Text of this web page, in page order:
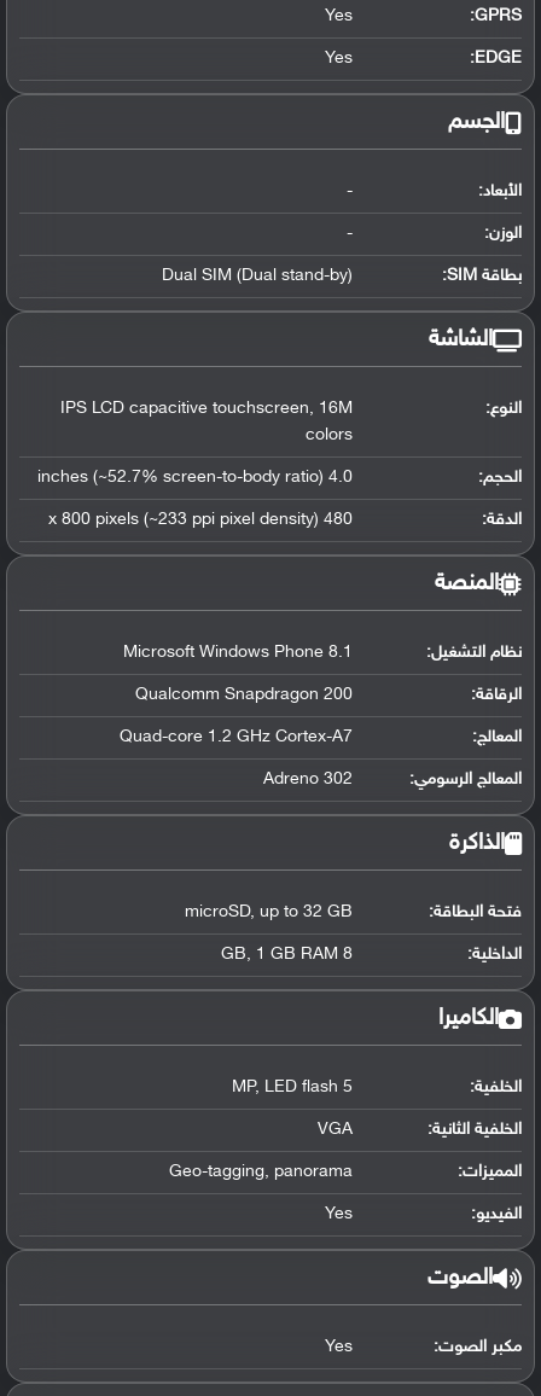
GPRS:
Yes
EDGE:
Yes
الجسم
الأبعاد: -
الوزن: -
بطاقة SIM: Dual SIM (Dual stand-by)
الشاشة
النوع:
IPS LCD capacitive touchscreen, 16M
colors
الحجم: 4.0 inches (~52.7% screen-to-body ratio)
الدقة: 480 x 800 pixels (~233 ppi pixel density)
المنصة
نظام التشغيل:
Microsoft Windows Phone 8.1
الرقاقة:
Qualcomm Snapdragon 200
المعالج:
Quad-core 1.2 GHz Cortex-A7
المعالج الرسومي:
Adreno 302
الذاكرة
فتحة البطاقة: microSD, up to 32 GB
الداخلية: 8 GB, 1 GB RAM
الكاميرا
الخلفية: 5 MP, LED flash
الخلفية الثانية: VGA
المميزات: Geo-tagging, panorama
الفيديو: Yes
الصوت
مكبر الصوت: Yes